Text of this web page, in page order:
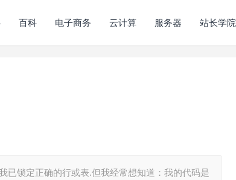
百科 电子商务 云计算 服务器 站长学院
已锁定正确的行或表.但我经常想知道：我的代码是